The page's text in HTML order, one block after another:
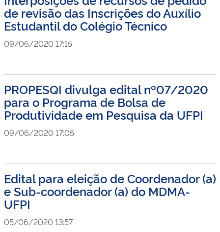
de revisão das Inscrições do Auxílio
Estudantil do Colégio Técnico
09/06/2020 17:15
PROPESQI divulga edital nº07/2020
para o Programa de Bolsa de
Produtividade em Pesquisa da UFPI
09/06/2020 17:05
Edital para eleição de Coordenador (a)
e Sub-coordenador (a) do MDMA-
UFPI
05/06/2020 13:57